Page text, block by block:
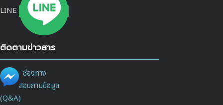
LINE
ติดตามข่าวสาร
ช่องทาง
สอบถามข้อมูล
(Q&A)